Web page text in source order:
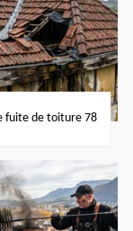
fuite de toiture 78